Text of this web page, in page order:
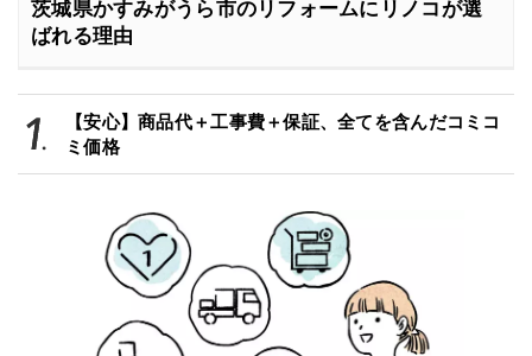
茨城県かすみがうら市のリフォームにリノコが選
ばれる理由
【安心】商品代＋工事費＋保証、全てを含んだコミコ
ミ価格